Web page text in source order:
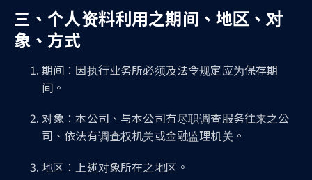
三、个人资料利用之期间、地区、对
象、方式
期间：因执行业务所必须及法令规定应为保存期
间。
对象：本公司、与本公司有尽职调查服务往来之公
司、依法有调查权机关或金融监理机关。
地区：上述对象所在之地区。